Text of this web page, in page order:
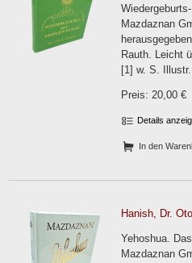
Mazdaznan
Rauth. Leicht
[1] w. S.
Preis: 20,00 €
Details
In den
Hanish, Dr.
Yehoshua.
Mazdaznan